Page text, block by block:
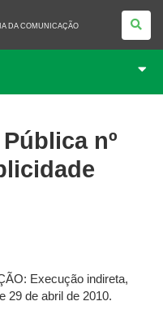
DA COMUNICAÇÃO
nº
Execução indireta,
29 de abril de 2010.